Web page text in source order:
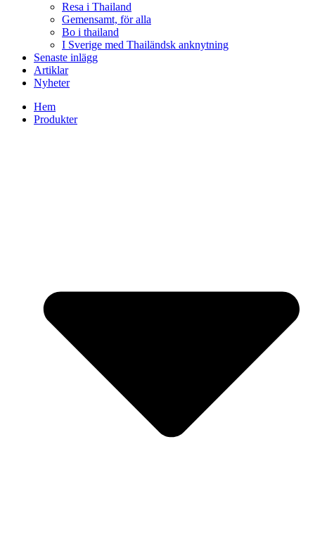
Resa i Thailand
Gemensamt, för alla
Bo i thailand
I Sverige med Thailändsk anknytning
Senaste inlägg
Artiklar
Nyheter
Hem
Produkter